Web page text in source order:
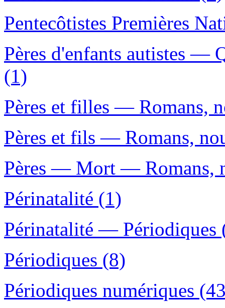
Pentecôtistes Premières
Pères d'enfants autistes —
(1)
Pères et filles — Romans,
Pères et fils — Romans,
Pères — Mort — Romans,
Périnatalité (1)
Périnatalité — Périodiques
Périodiques (8)
Périodiques numériques